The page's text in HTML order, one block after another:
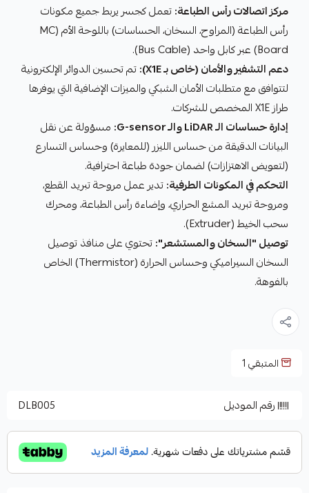
مركز اتصالات رأس الطباعة:تعمل كجسر يربط جميع مكونات
رأس الطباعة (المراوح، السخان، الحساسات) باللوحة الأم (MC
Board) عبر كابل واحد (Bus Cable).
دعم التشفير والأمان (خاص بـ X1E):
تم تحسين الدوائر الإلكترونية
لتتوافق مع متطلبات الأمان الشبكي والميزات الإضافية التي يوفرها
طراز X1E المخصص للشركات.
إدارة حساسات الـ LiDAR والـ G-sensor:
مسؤولة عن نقل
البيانات الدقيقة من حساس الليزر (للمعايرة) وحساس التسارع
(لتعويض الاهتزازات) لضمان جودة طباعة احترافية.
التحكم في المكونات الطرفية:تدير عمل مروحة تبريد القطع،
ومروحة تبريد المشع الحراري، وإضاءة رأس الطباعة، ومحرك
سحب الخيط (Extruder).
توصيل "السخان والمستشعر":تحتوي على منافذ توصيل
السخان السيراميكي وحساس الحرارة (Thermistor) الخاص
بالفوهة.
المتبقي1
رقم الموديل DLB005